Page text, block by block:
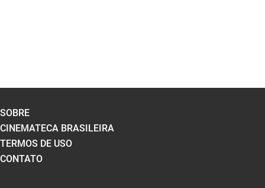
SOBRE
CINEMATECA BRASILEIRA
TERMOS DE USO
CONTATO